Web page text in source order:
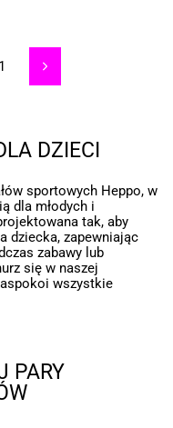
Następny
DZIECI
sportowych Heppo, w
dla młodych i
tak, aby
dziecka, zapewniając
zabawy lub
się w naszej
wszystkie
PARY